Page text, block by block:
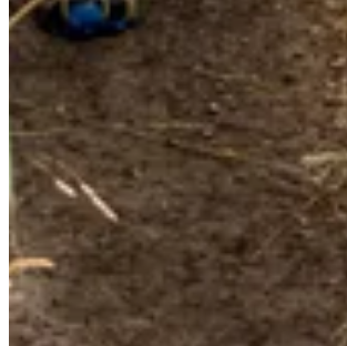
Dates d'inscription
Pas encore communiquées
Plus d'info
Plus d'info
Organisateur